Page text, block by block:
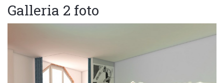
Galleria 2 foto